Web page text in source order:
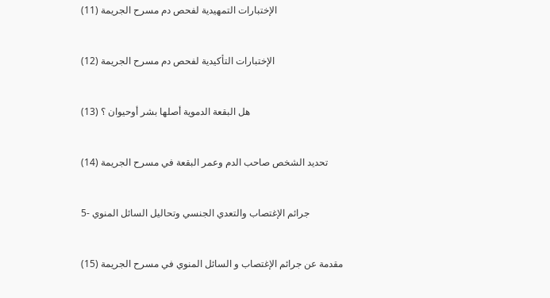
(11) الإختبارات التمهيدية لفحص دم مسرح الجريمة
(12) الإختبارات التأكيدية لفحص دم مسرح الجريمة
(13) هل البقعة الدموية أصلها بشر أوحيوان ؟
(14) تحديد الشخص صاحب الدم وعمر البقعة في مسرح الجريمة
5- جرائم الإغتصاب والتعدي الجنسي وتحاليل السائل المنوي
(15) مقدمة عن جرائم الإغتصاب و السائل المنوي في مسرح الجريمة